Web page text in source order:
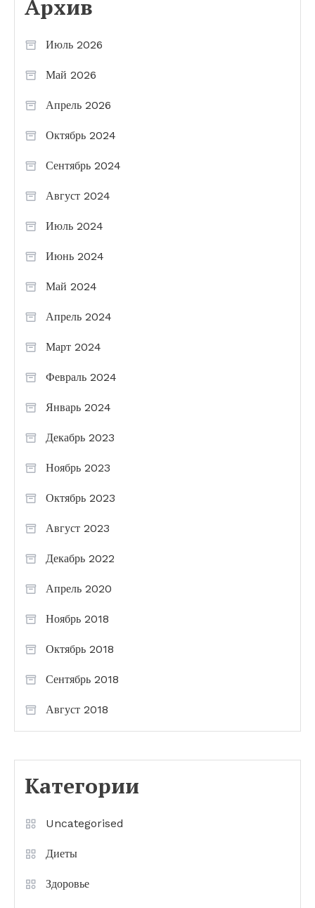
Архив
Июль 2026
Май 2026
Апрель 2026
Октябрь 2024
Сентябрь 2024
Август 2024
Июль 2024
Июнь 2024
Май 2024
Апрель 2024
Март 2024
Февраль 2024
Январь 2024
Декабрь 2023
Ноябрь 2023
Октябрь 2023
Август 2023
Декабрь 2022
Апрель 2020
Ноябрь 2018
Октябрь 2018
Сентябрь 2018
Август 2018
Категории
Uncategorised
Диеты
Здоровье